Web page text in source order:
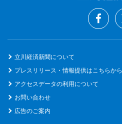
立川経済新聞について
プレスリリース・情報提供はこちらから
アクセスデータの利用について
お問い合わせ
広告のご案内